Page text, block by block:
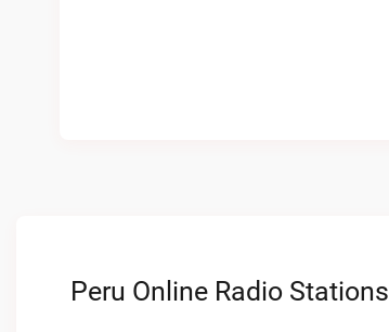
Peru Online Radio Stations